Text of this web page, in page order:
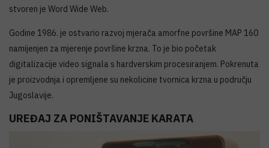
stvoren je Word Wide Web.
Godine 1986. je ostvario razvoj mjerača amorfne površine MAP 160
namijenjen za mjerenje površine krzna. To je bio početak
digitalizacije video signala s hardverskim procesiranjem. Pokrenuta
je proizvodnja i opremljene su nekolicine tvornica krzna u području
Jugoslavije.
UREĐAJ ZA PONIŠTAVANJE KARATA